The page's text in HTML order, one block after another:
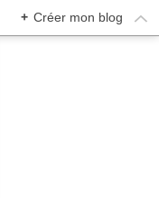
+ Créer mon blog